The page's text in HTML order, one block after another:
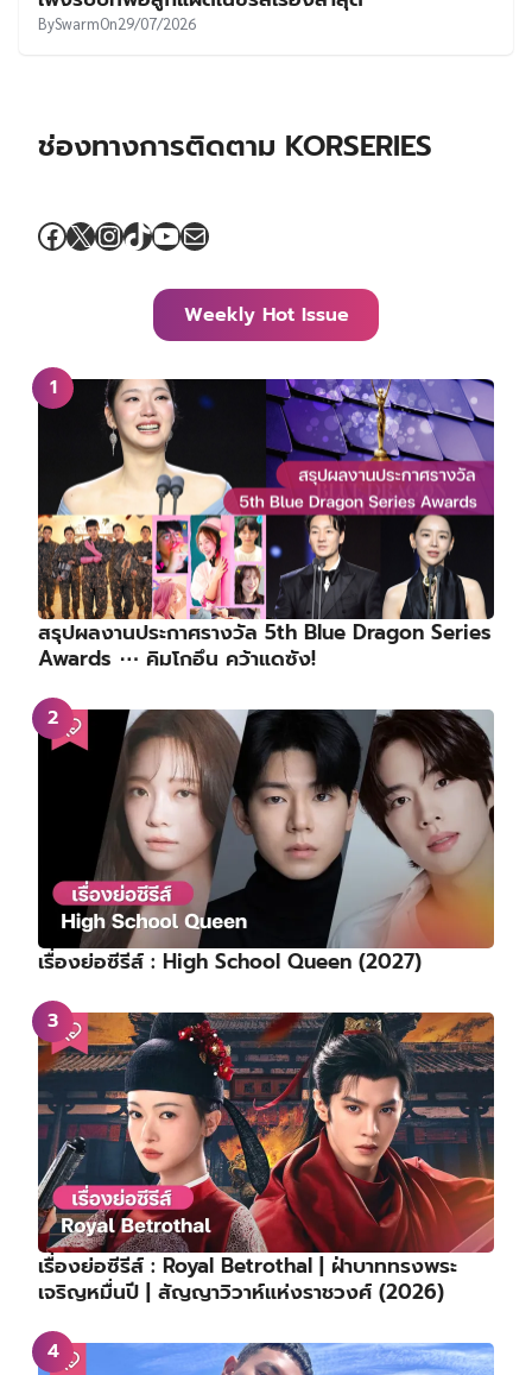
BySwarmOn29/07/2026
ช่องทางการติดตาม KORSERIES
Facebook
X Instagram
TikTok
YouTube
Mail
Weekly Hot Issue
สรุปผลงานประกาศรางวัล 5th Blue Dragon Series
Awards ⋯ คิมโกอึน คว้าแดซัง!
เรื่องย่อซีรีส์ : High School Queen (2027)
เรื่องย่อซีรีส์ : Royal Betrothal | ฝ่าบาททรงพระ
เจริญหมื่นปี | สัญญาวิวาห์แห่งราชวงศ์ (2026)